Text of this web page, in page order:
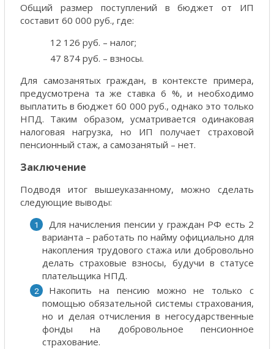
Общий размер поступлений в бюджет от ИП
составит 60 000 руб., где:
12 126 руб. – налог;
47 874 руб. – взносы.
Для самозанятых граждан, в контексте примера,
предусмотрена та же ставка 6 %, и необходимо
выплатить в бюджет 60 000 руб., однако это только
НПД. Таким образом, усматривается одинаковая
налоговая нагрузка, но ИП получает страховой
пенсионный стаж, а самозанятый – нет.
Заключение
Подводя итог вышеуказанному, можно сделать
следующие выводы:
Для начисления пенсии у граждан РФ есть 2
варианта – работать по найму официально для
накопления трудового стажа или добровольно
делать страховые взносы, будучи в статусе
плательщика НПД.
Накопить на пенсию можно не только с
помощью обязательной системы страхования,
но и делая отчисления в негосударственные
фонды на добровольное пенсионное
страхование.